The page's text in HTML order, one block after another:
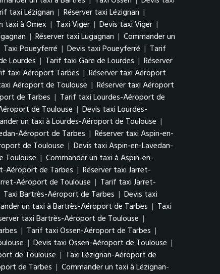
taxi Lézignan | Réserver taxi Lézignan |
taxi à Omex | Taxi Viger | Devis taxi Viger |
| Réserver taxi Lugagnan | Commander un
Taxi Poueyferré | Devis taxi Poueyferré | Tarif
Lourdes | Tarif taxi Gare de Lourdes | Réserver
taxi Aéroport Tarbes | Réserver taxi Aéroport
Aéroport de Toulouse | Réserver taxi Aéroport
de Tarbes | Tarif taxi Lourdes-Aéroport de
de Toulouse | Devis taxi Lourdes-
un taxi à Lourdes-Aéroport de Toulouse |
Aéroport de Tarbes | Réserver taxi Aspin-en-
de Toulouse | Devis taxi Aspin-en-Lavedan-
Toulouse | Commander un taxi à Aspin-en-
Aéroport de Tarbes | Réserver taxi Jarret-
Aéroport de Toulouse | Tarif taxi Jarret-
Taxi Bartrès-Aéroport de Tarbes | Devis taxi
un taxi à Bartrès-Aéroport de Tarbes | Taxi
taxi Bartrès-Aéroport de Toulouse |
| Tarif taxi Ossen-Aéroport de Tarbes |
| Devis taxi Ossen-Aéroport de Toulouse |
de Toulouse | Taxi Lézignan-Aéroport de
de Tarbes | Commander un taxi à Lézignan-